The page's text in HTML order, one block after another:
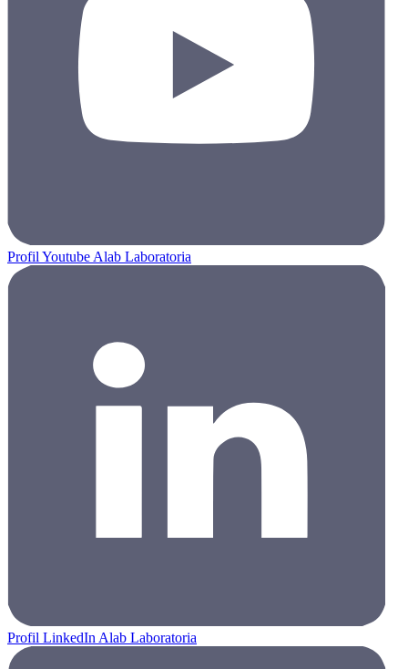
Profil Youtube Alab Laboratoria
Profil LinkedIn Alab Laboratoria